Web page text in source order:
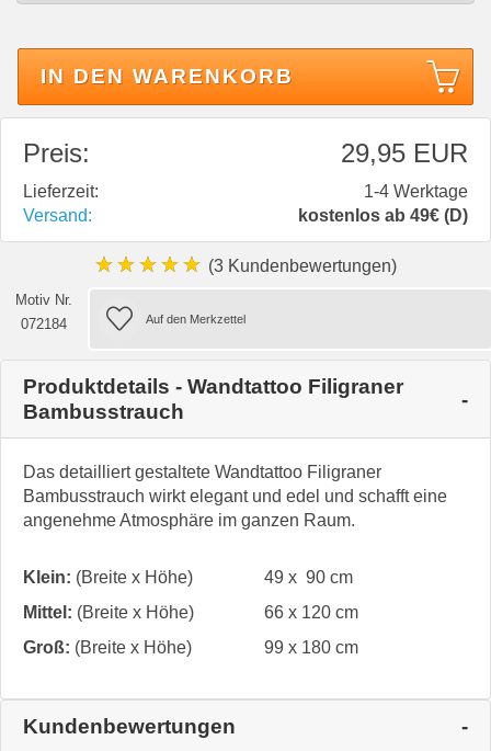
IN DEN WARENKORB
Preis: 29,95 EUR
Lieferzeit:
1-4 Werktage
Versand:
kostenlos ab 49€ (D)
★★★★★ (3 Kundenbewertungen)
Motiv Nr.
072184
Produktdetails - Wandtattoo Filigraner
Bambusstrauch
Das detailliert gestaltete Wandtattoo Filigraner
Bambusstrauch wirkt elegant und edel und schafft eine
angenehme Atmosphäre im ganzen Raum.
Klein: (Breite x Höhe)
49 x 90 cm
Mittel: (Breite x Höhe)
66 x 120 cm
Groß: (Breite x Höhe) 99 x 180 cm
Kundenbewertungen